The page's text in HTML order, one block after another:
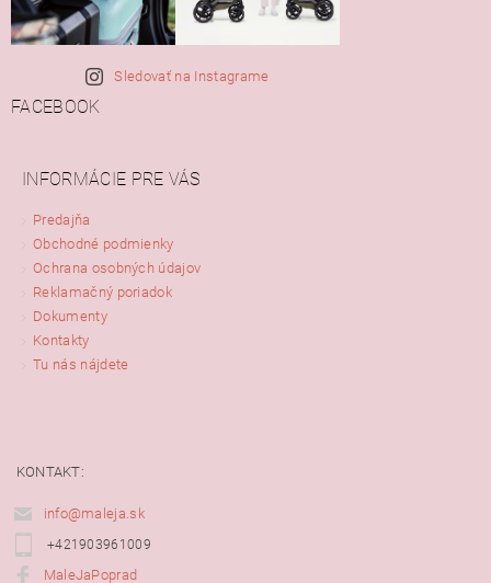
Sledovať na Instagrame
FACEBOOK
INFORMÁCIE PRE VÁS
Predajňa
Obchodné podmienky
Ochrana osobných údajov
Reklamačný poriadok
Dokumenty
Kontakty
Tu nás nájdete
KONTAKT:
info@maleja.sk
+421903961009
MaleJaPoprad